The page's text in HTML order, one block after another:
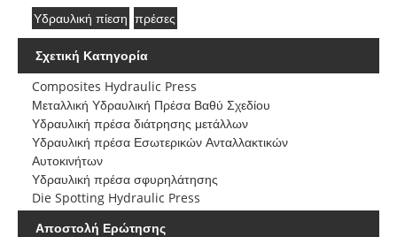
Υδραυλική πίεση πρέσες
Σχετική Κατηγορία
Composites Hydraulic Press
Μεταλλική Υδραυλική Πρέσα Βαθύ Σχεδίου
Υδραυλική πρέσα διάτρησης μετάλλων
Υδραυλική πρέσα Εσωτερικών Ανταλλακτικών
Αυτοκινήτων
Υδραυλική πρέσα σφυρηλάτησης
Die Spotting Hydraulic Press
Αποστολή Ερώτησης